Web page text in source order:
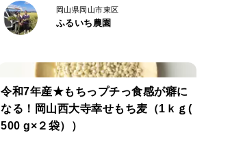
岡山県岡山市東区
ふるいち農園
令和7年産★もちっプチっ食感が癖に
なる！岡山西大寺幸せもち麦（1ｋｇ(
500 g×２袋））